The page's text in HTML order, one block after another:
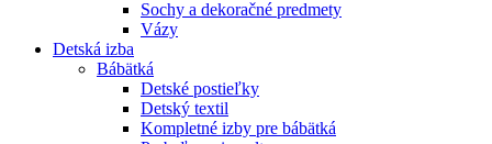
Sochy a dekoračné predmety
Vázy
Detská izba
Bábätká
Detské postieľky
Detský textil
Kompletné izby pre bábätká